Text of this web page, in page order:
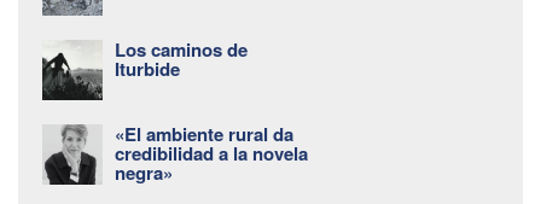
Los caminos de
Iturbide
«El ambiente rural da
credibilidad a la novela
negra»